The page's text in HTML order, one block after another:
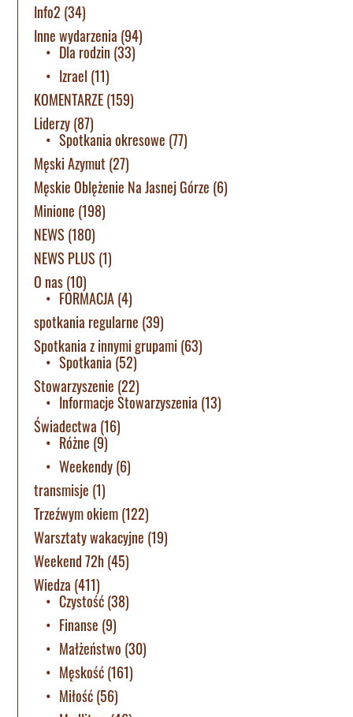
Info2 (34)
Inne wydarzenia (94)
Dla rodzin (33)
Izrael (11)
KOMENTARZE(159)
Liderzy(87)
Spotkania okresowe (77)
Męski Azymut (27)
Męskie Oblężenie Na Jasnej Górze (6)
Minione (198)
NEWS (180)
NEWS PLUS (1)
O nas(10)
FORMACJA(4)
spotkania regularne (39)
Spotkania z innymi grupami (63)
Spotkania (52)
Stowarzyszenie (22)
Informacje Stowarzyszenia (13)
Świadectwa (16)
Różne (9)
Weekendy(6)
transmisje (1)
Trzeźwym okiem(122)
Warsztaty wakacyjne (19)
Weekend 72h(45)
Wiedza (411)
Czystość(38)
Finanse (9)
Małżeństwo (30)
Męskość(161)
Miłość(56)